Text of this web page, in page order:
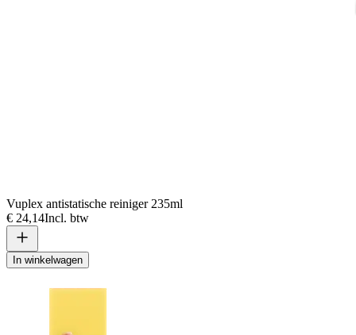
Vuplex antistatische reiniger 235ml
€ 24,14Incl. btw
In winkelwagen